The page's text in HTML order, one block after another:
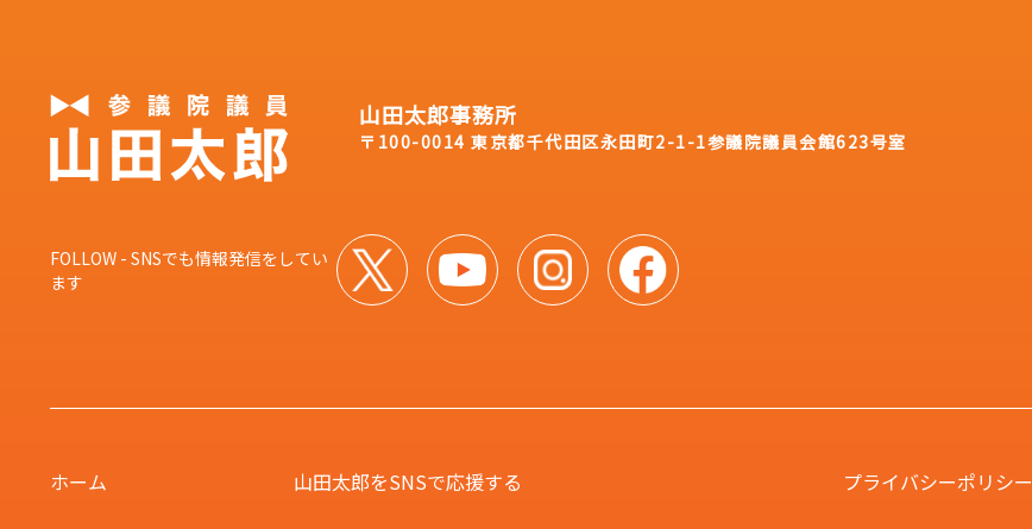
FOLLOW - SNSでも情報発信をしてい
ます
山田太郎事務所
〒100-0014 東京都千代田区永田町2-1-1参議院議員会館623号室
ホーム 山田太郎をSNSで応援する プライバシーポリシー